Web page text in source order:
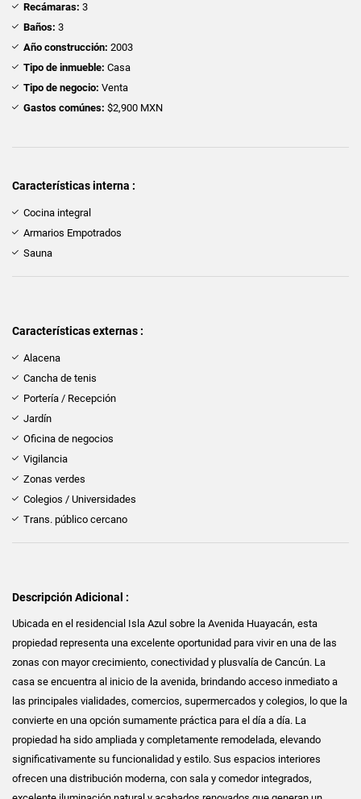
Recámaras: 3
Baños: 3
Año construcción: 2003
Tipo de inmueble: Casa
Tipo de negocio: Venta
Gastos comúnes: $2,900 MXN
Características interna :
Cocina integral
Armarios Empotrados
Sauna
Características externas :
Alacena
Cancha de tenis
Portería / Recepción
Jardín
Oficina de negocios
Vigilancia
Zonas verdes
Colegios / Universidades
Trans. público cercano
Descripción Adicional :
Ubicada en el residencial Isla Azul sobre la Avenida Huayacán, esta
propiedad representa una excelente oportunidad para vivir en una de las
zonas con mayor crecimiento, conectividad y plusvalía de Cancún. La
casa se encuentra al inicio de la avenida, brindando acceso inmediato a
las principales vialidades, comercios, supermercados y colegios, lo que la
convierte en una opción sumamente práctica para el día a día. La
propiedad ha sido ampliada y completamente remodelada, elevando
significativamente su funcionalidad y estilo. Sus espacios interiores
ofrecen una distribución moderna, con sala y comedor integrados,